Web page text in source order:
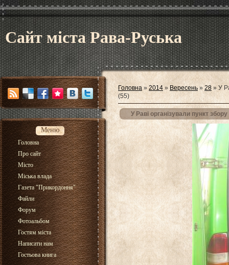
Сайт міста Рава-Руська
Меню
Головна
Про сайт
Місто
Міська влада
Газета "Прикордоння"
Файли
Форум
Фотоальбом
Гостям міста
Написати нам
Гостьова книга
Головна » 2014 » Вересень » 28 » У
(55)
У Раві організували пункт